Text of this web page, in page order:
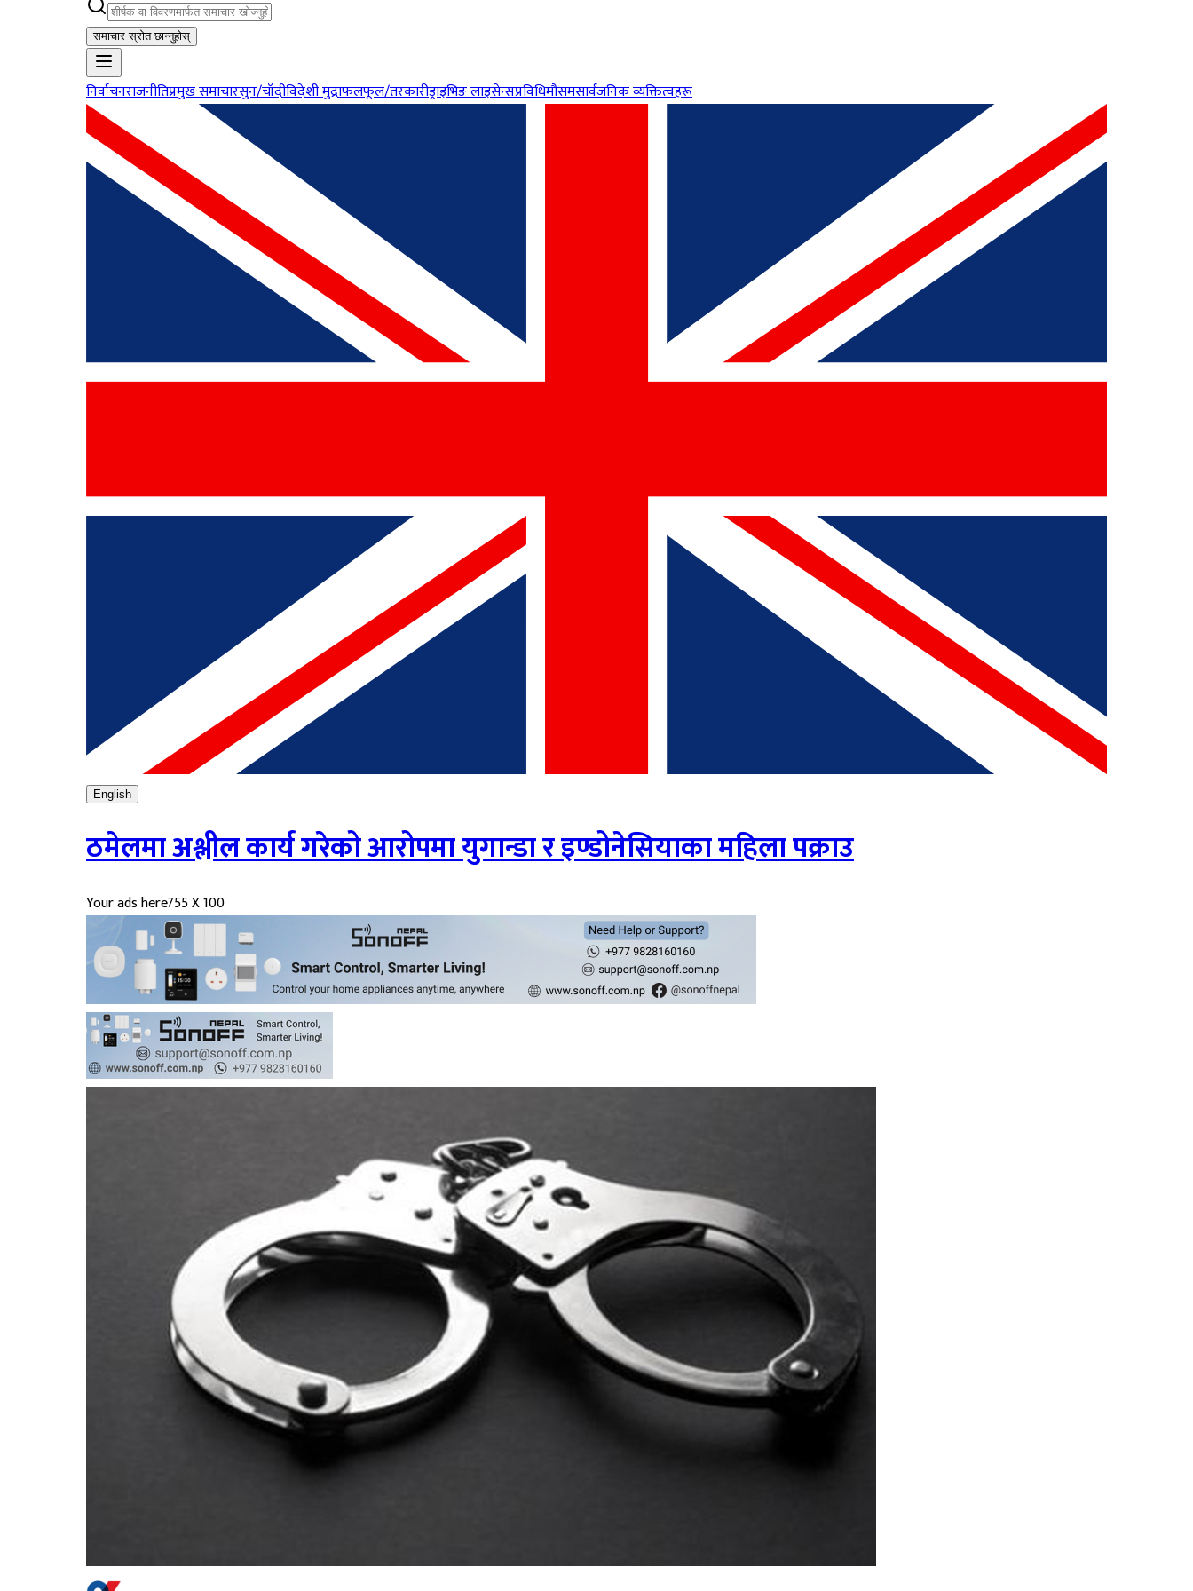
समाचार स्रोत छान्नुहोस्
निर्वाचनराजनीतिप्रमुख समाचारसुन/चाँदीविदेशी मुद्राफलफूल/तरकारीड्राइभिङ लाइसेन्सप्रविधिमौसमसार्वजनिक व्यक्तित्वहरू
English
ठमेलमा अश्लील कार्य गरेको आरोपमा युगान्डा र इण्डोनेसियाका महिला पक्राउ
Your ads here755 X 100